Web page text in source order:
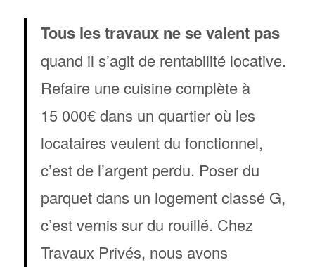
Tous les travaux ne se valent pas
quand il s’agit de rentabilité locative.
Refaire une cuisine complète à
15 000€ dans un quartier où les
locataires veulent du fonctionnel,
c’est de l’argent perdu. Poser du
parquet dans un logement classé G,
c’est vernis sur du rouillé. Chez
Travaux Privés, nous avons